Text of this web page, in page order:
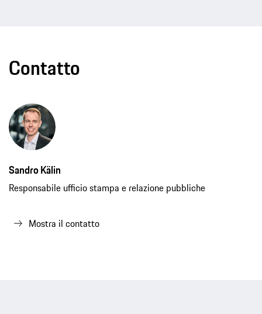
Contatto
Sandro Kälin
Responsabile ufficio stampa e relazione pubbliche
Mostra il contatto